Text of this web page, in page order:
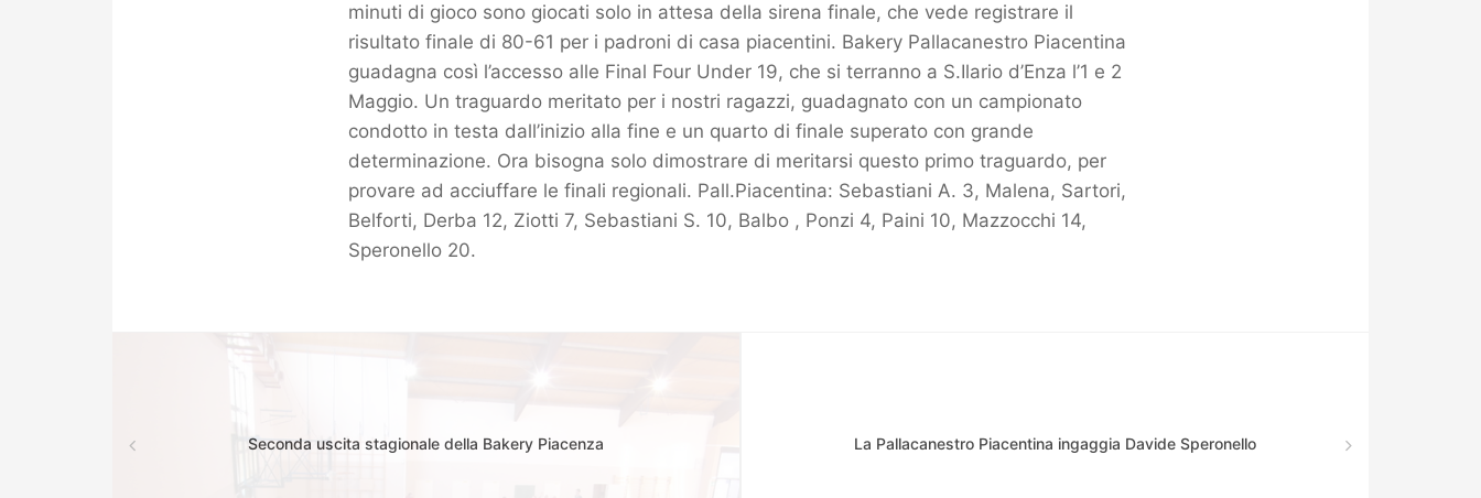
minuti di gioco sono giocati solo in attesa della sirena finale, che vede registrare il
risultato finale di 80-61 per i padroni di casa piacentini. Bakery Pallacanestro Piacentina
guadagna così l’accesso alle Final Four Under 19, che si terranno a S.Ilario d’Enza l’1 e 2
Maggio. Un traguardo meritato per i nostri ragazzi, guadagnato con un campionato
condotto in testa dall’inizio alla fine e un quarto di finale superato con grande
determinazione. Ora bisogna solo dimostrare di meritarsi questo primo traguardo, per
provare ad acciuffare le finali regionali. Pall.Piacentina: Sebastiani A. 3, Malena, Sartori,
Belforti, Derba 12, Ziotti 7, Sebastiani S. 10, Balbo , Ponzi 4, Paini 10, Mazzocchi 14,
Speronello 20.
Seconda uscita stagionale della Bakery Piacenza La Pallacanestro Piacentina ingaggia Davide Speronello